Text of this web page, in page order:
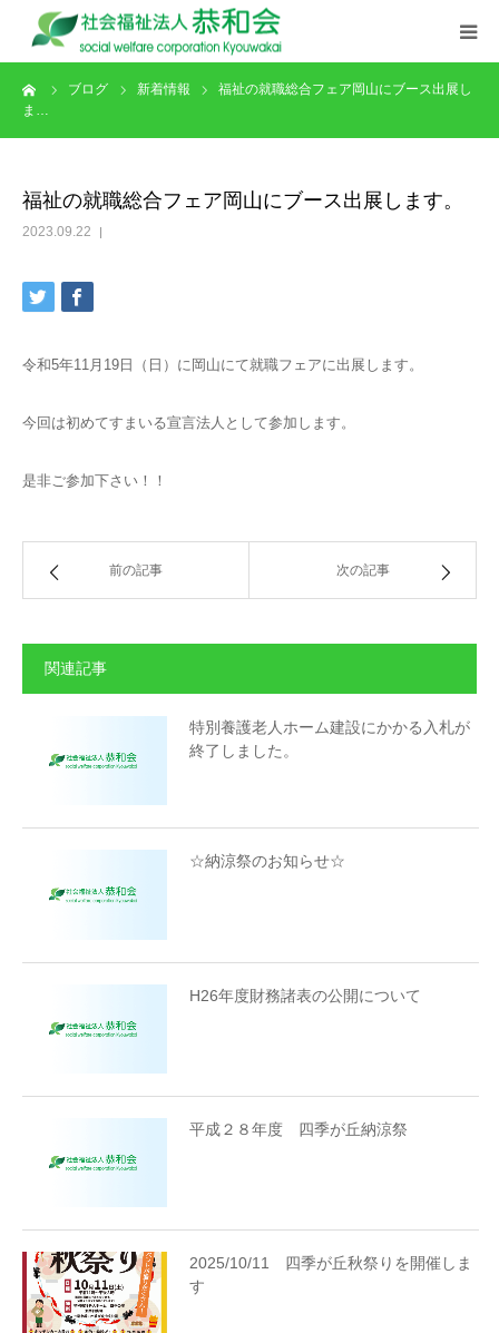
ブログ 新着情報
福祉の就職総合フェア岡山にブース出展し
ま…
福祉の就職総合フェア岡山にブース出展します。
2023.09.22
令和5年11月19日（日）に岡山にて就職フェアに出展します。
今回は初めてすまいる宣言法人として参加します。
是非ご参加下さい！！
前の記事 次の記事
関連記事
特別養護老人ホーム建設にかかる入札が
終了しました。
☆納涼祭のお知らせ☆
H26年度財務諸表の公開について
平成２８年度 四季が丘納涼祭
2025/10/11 四季が丘秋祭りを開催しま
す
ごあいさつ
事業紹介
採用情報